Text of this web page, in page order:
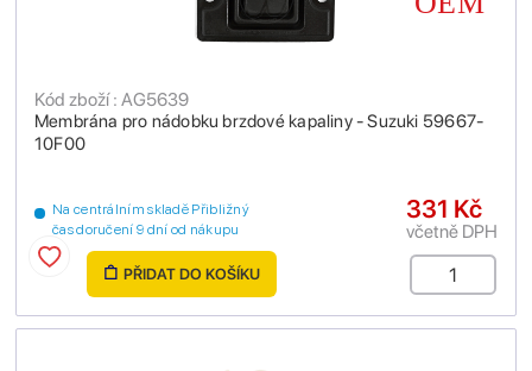
Membrána pro nádobku brzdové kapaliny - Suzuki 59667-
10F00
Kód zboží : AG5639
Na centrálním skladě Přibližný
čas doručení 9 dní od nákupu
331 Kč
včetně DPH
PŘIDAT DO KOŠÍKU